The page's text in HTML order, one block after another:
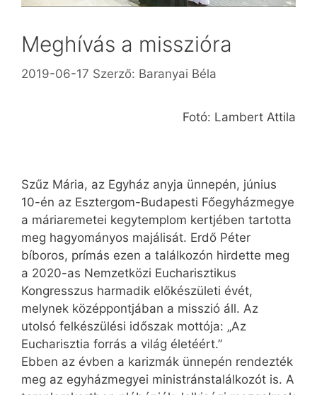
Meghívás a misszióra
2019-06-17 Szerző: Baranyai Béla
Fotó: Lambert Attila
Szűz Mária, az Egyház anyja ünnepén, június
10-én az Esztergom-Budapesti Főegyházmegye
a máriaremetei kegytemplom kertjében tartotta
meg hagyományos majálisát. Erdő Péter
bíboros, prímás ezen a találkozón hirdette meg
a 2020-as Nemzetközi Eucharisztikus
Kongresszus harmadik előkészületi évét,
melynek középpontjában a misszió áll. Az
utolsó felkészülési időszak mottója: „Az
Eucharisztia forrás a világ életéért.”
Ebben az évben a karizmák ünnepén rendezték
meg az egyházmegyei ministránstalálkozót is. A